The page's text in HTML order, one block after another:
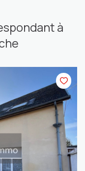
à